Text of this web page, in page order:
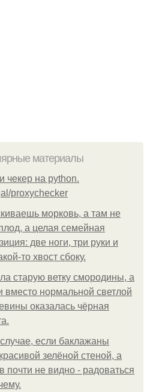
материалы
чекер на python.
proxychecker
морковь, а там не
а целая семейная
две ноги, три руки и
то хвост сбоку.
старую ветку смородины, а
вместо нормальной светлой
оказалась чёрная
если баклажаны
зелёной стеной, а
почти не видно - радоваться